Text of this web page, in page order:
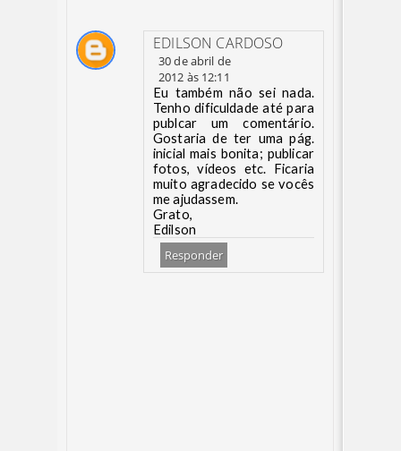
EDILSON CARDOSO
30 de abril de
2012 às 12:11
Eu também não sei nada.
Tenho dificuldade até para
publcar um comentário.
Gostaria de ter uma pág.
inicial mais bonita; publicar
fotos, vídeos etc. Ficaria
muito agradecido se vocês
me ajudassem.
Grato,
Edilson
Responder